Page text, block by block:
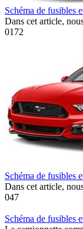
Schéma de fusibles
Dans cet article,
0172
Schéma de fusibles
Dans cet article,
047
Schéma de